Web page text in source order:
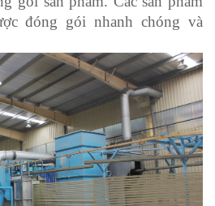
đóng gói nhanh chóng và